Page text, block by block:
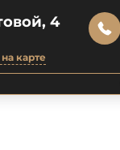
4
карте